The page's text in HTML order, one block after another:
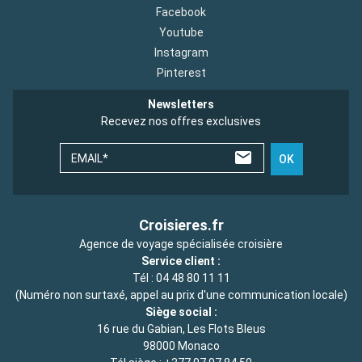
Facebook
Youtube
Instagram
Pinterest
Newsletters
Recevez nos offres exclusives
EMAIL* OK
Croisieres.fr
Agence de voyage spécialisée croisière
Service client :
Tél : 04 48 80 11 11
(Numéro non surtaxé, appel au prix d'une communication locale)
Siège social :
16 rue du Gabian, Les Flots Bleus
98000 Monaco